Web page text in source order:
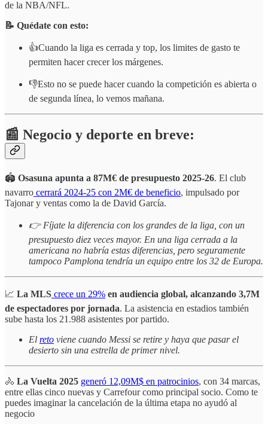
de la NBA/NFL.
📝 Quédate con esto:
👍Cuando la liga es cerrada y top, los limites de gasto te
permiten hacer crecer los márgenes.
👎Esto no se puede hacer cuando la competición es abierta o
de segunda línea, lo vemos mañana.
📰 Negocio y deporte en breve:
🏟️ Osasuna apunta a 87M€ de presupuesto 2025-26. El club
navarro cerrará 2024-25 con 2M€ de beneficio, impulsado por
Tajonar y ventas como la de David García.
👉 Fíjate la diferencia con los grandes de la liga, con un
presupuesto diez veces mayor. En una liga cerrada a la
americana no habría estas diferencias, pero seguramente
tampoco Pamplona tendría un equipo entre los 32 de Europa.
📈 La MLS crece un 29% en audiencia global, alcanzando 3,7M
de espectadores por jornada. La asistencia en estadios también
sube hasta los 21.988 asistentes por partido.
El reto viene cuando Messi se retire y haya que pasar el
desierto sin una estrella de primer nivel.
🚴 La Vuelta 2025 generó 12,09M$ en patrocinios, con 34 marcas,
entre ellas cinco nuevas y Carrefour como principal socio. Como te
puedes imaginar la cancelación de la última etapa no ayudó al
negocio